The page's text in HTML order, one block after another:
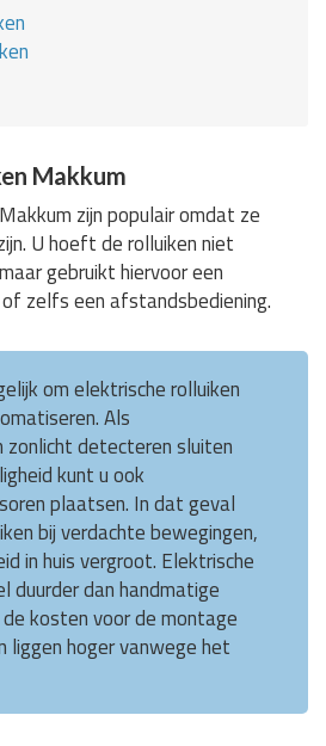
Makkum
zijn populair omdat ze
U hoeft de rolluiken niet
gebruikt hiervoor een
zelfs een afstandsbediening.
om elektrische rolluiken
Als
zonlicht detecteren sluiten
kunt u ook
plaatsen. In dat geval
bij verdachte bewegingen,
in huis vergroot. Elektrische
duurder dan handmatige
de kosten voor de montage
liggen hoger vanwege het